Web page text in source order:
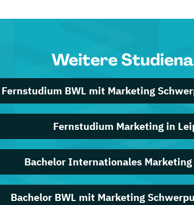
Weitere
Fernstudium BWL mit Marketing
Fernstudium Marketing in
Bachelor Internationales
Bachelor BWL mit Marketing